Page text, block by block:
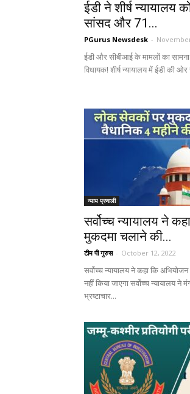
ईडी ने शीर्ष न्यायालय
सांसद और 71...
PGurus Newsdesk -
ईडी और सीबीआई के मामलों का
विधायक! शीर्ष न्यायालय में ईडी की
न्याय प्रणाली
सर्वोच्च न्यायालय ने
मुकदमा चलाने की...
टीम पी गुरुस - October 12, 2022
सर्वोच्च न्यायालय ने कहा कि
नहीं किया जाएगा सर्वोच्च न्यायालय ने
भ्रष्टाचार...